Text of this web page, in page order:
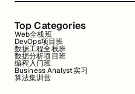
Top Categories
Web全栈班
DevOps项目班
数据工程全栈班
数据分析项目班
编程入门班
Business Analyst实习
算法集训营